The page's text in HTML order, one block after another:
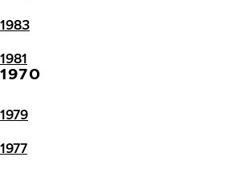
1983
1981
1970
1979
1977